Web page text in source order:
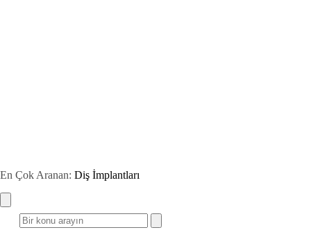
En Çok Aranan: Diş İmplantları